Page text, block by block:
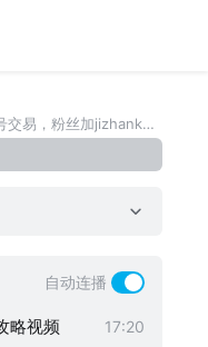
金昆激战2攻略解说，账号交易，粉丝加jizhankunge
自动连播
事项
略视频 26:47
略视频 17:20